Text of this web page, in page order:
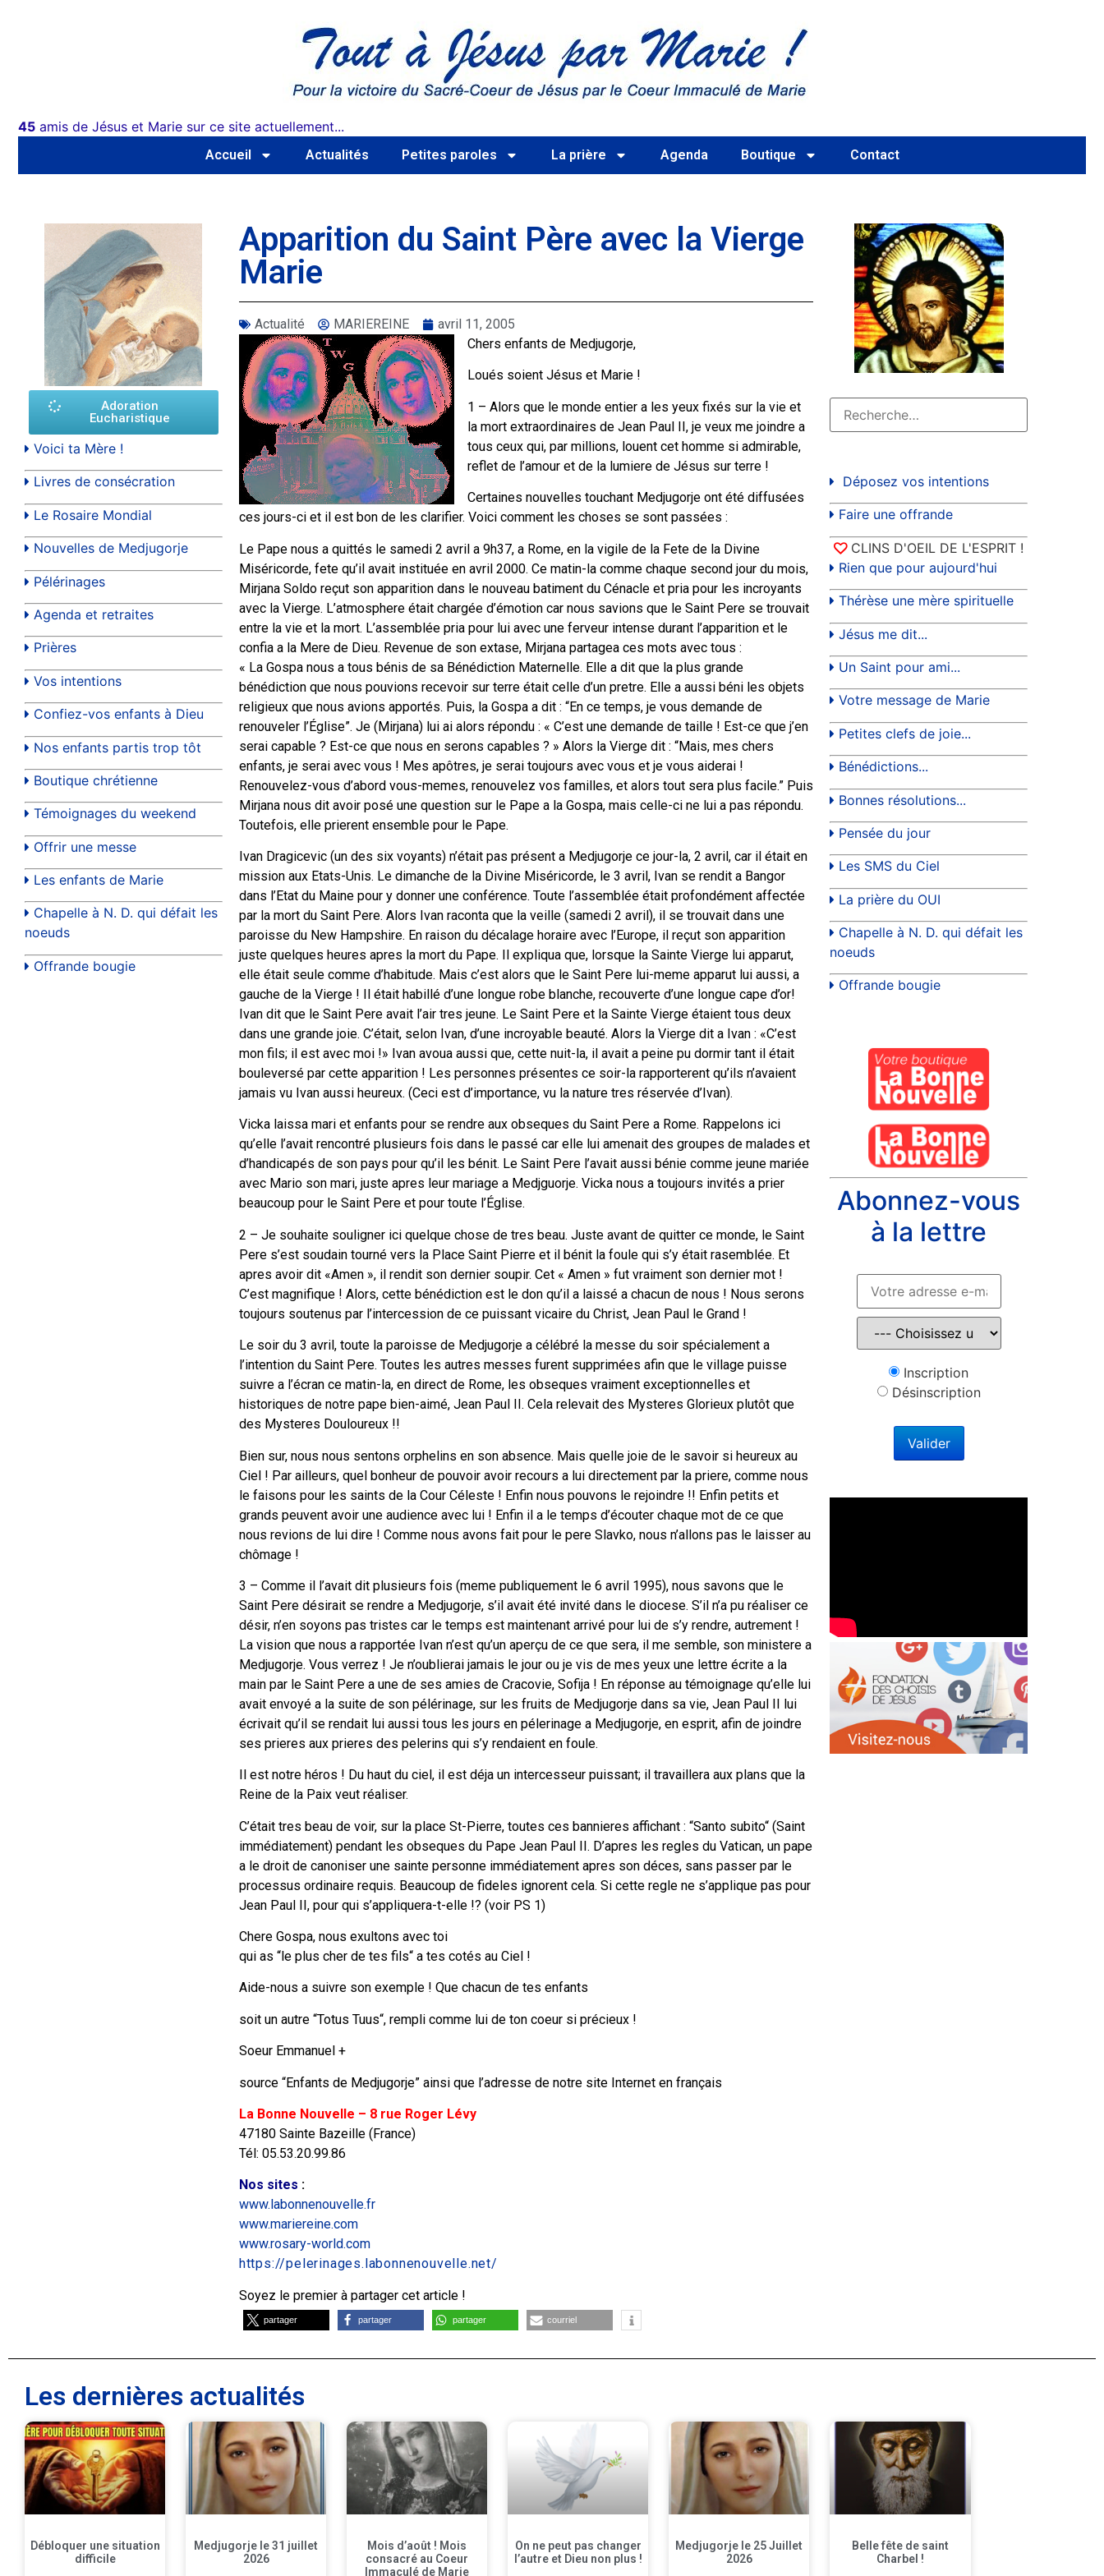
45 amis de Jésus et Marie sur ce site actuellement...
Accueil Actualités Petites paroles La prière Agenda Boutique Contact
Adoration
Eucharistique
Voici ta Mère !
Livres de consécration
Le Rosaire Mondial
Nouvelles de Medjugorje
Pélérinages
Agenda et retraites
Prières
Vos intentions
Confiez-vos enfants à Dieu
Nos enfants partis trop tôt
Boutique chrétienne
Témoignages du weekend
Offrir une messe
Les enfants de Marie
Chapelle à N. D. qui défait les
noeuds
Offrande bougie
Apparition du Saint Père avec la Vierge
Marie
Actualité MARIEREINE
avril 11, 2005
Chers enfants de Medjugorje,
Loués soient Jésus et Marie !
1 – Alors que le monde entier a les yeux fixés sur la vie et
la mort extraordinaires de Jean Paul II, je veux me joindre a
tous ceux qui, par millions, louent cet homme si admirable,
reflet de l’amour et de la lumiere de Jésus sur terre !
Certaines nouvelles touchant Medjugorje ont été diffusées
ces jours-ci et il est bon de les clarifier. Voici comment les choses se sont passées :
Le Pape nous a quittés le samedi 2 avril a 9h37, a Rome, en la vigile de la Fete de la Divine
Miséricorde, fete qu’il avait instituée en avril 2000. Ce matin-la comme chaque second jour du mois,
Mirjana Soldo reçut son apparition dans le nouveau batiment du Cénacle et pria pour les incroyants
avec la Vierge. L’atmosphere était chargée d’émotion car nous savions que le Saint Pere se trouvait
entre la vie et la mort. L’assemblée pria pour lui avec une ferveur intense durant l’apparition et le
confia a la Mere de Dieu. Revenue de son extase, Mirjana partagea ces mots avec tous :
« La Gospa nous a tous bénis de sa Bénédiction Maternelle. Elle a dit que la plus grande
bénédiction que nous pouvions recevoir sur terre était celle d’un pretre. Elle a aussi béni les objets
religieux que nous avions apportés. Puis, la Gospa a dit : “En ce temps, je vous demande de
renouveler l’Église”. Je (Mirjana) lui ai alors répondu : « C’est une demande de taille ! Est-ce que j’en
serai capable ? Est-ce que nous en serons capables ? » Alors la Vierge dit : “Mais, mes chers
enfants, je serai avec vous ! Mes apôtres, je serai toujours avec vous et je vous aiderai !
Renouvelez-vous d’abord vous-memes, renouvelez vos familles, et alors tout sera plus facile.” Puis
Mirjana nous dit avoir posé une question sur le Pape a la Gospa, mais celle-ci ne lui a pas répondu.
Toutefois, elle prierent ensemble pour le Pape.
Ivan Dragicevic (un des six voyants) n’était pas présent a Medjugorje ce jour-la, 2 avril, car il était en
mission aux Etats-Unis. Le dimanche de la Divine Miséricorde, le 3 avril, Ivan se rendit a Bangor
dans l’Etat du Maine pour y donner une conférence. Toute l’assemblée était profondément affectée
par la mort du Saint Pere. Alors Ivan raconta que la veille (samedi 2 avril), il se trouvait dans une
paroisse du New Hampshire. En raison du décalage horaire avec l’Europe, il reçut son apparition
juste quelques heures apres la mort du Pape. Il expliqua que, lorsque la Sainte Vierge lui apparut,
elle était seule comme d’habitude. Mais c’est alors que le Saint Pere lui-meme apparut lui aussi, a
gauche de la Vierge ! Il était habillé d’une longue robe blanche, recouverte d’une longue cape d’or!
Ivan dit que le Saint Pere avait l’air tres jeune. Le Saint Pere et la Sainte Vierge étaient tous deux
dans une grande joie. C’était, selon Ivan, d’une incroyable beauté. Alors la Vierge dit a Ivan : «C’est
mon fils; il est avec moi !» Ivan avoua aussi que, cette nuit-la, il avait a peine pu dormir tant il était
bouleversé par cette apparition ! Les personnes présentes ce soir-la rapporterent qu’ils n’avaient
jamais vu Ivan aussi heureux. (Ceci est d’importance, vu la nature tres réservée d’Ivan).
Vicka laissa mari et enfants pour se rendre aux obseques du Saint Pere a Rome. Rappelons ici
qu’elle l’avait rencontré plusieurs fois dans le passé car elle lui amenait des groupes de malades et
d’handicapés de son pays pour qu’il les bénit. Le Saint Pere l’avait aussi bénie comme jeune mariée
avec Mario son mari, juste apres leur mariage a Medjguorje. Vicka nous a toujours invités a prier
beaucoup pour le Saint Pere et pour toute l’Église.
2 – Je souhaite souligner ici quelque chose de tres beau. Juste avant de quitter ce monde, le Saint
Pere s’est soudain tourné vers la Place Saint Pierre et il bénit la foule qui s’y était rasemblée. Et
apres avoir dit «Amen », il rendit son dernier soupir. Cet « Amen » fut vraiment son dernier mot !
C’est magnifique ! Alors, cette bénédiction est le don qu’il a laissé a chacun de nous ! Nous serons
toujours soutenus par l’intercession de ce puissant vicaire du Christ, Jean Paul le Grand !
Le soir du 3 avril, toute la paroisse de Medjugorje a célébré la messe du soir spécialement a
l’intention du Saint Pere. Toutes les autres messes furent supprimées afin que le village puisse
suivre a l’écran ce matin-la, en direct de Rome, les obseques vraiment exceptionnelles et
historiques de notre pape bien-aimé, Jean Paul II. Cela relevait des Mysteres Glorieux plutôt que
des Mysteres Douloureux !!
Bien sur, nous nous sentons orphelins en son absence. Mais quelle joie de le savoir si heureux au
Ciel ! Par ailleurs, quel bonheur de pouvoir avoir recours a lui directement par la priere, comme nous
le faisons pour les saints de la Cour Céleste ! Enfin nous pouvons le rejoindre !! Enfin petits et
grands peuvent avoir une audience avec lui ! Enfin il a le temps d’écouter chaque mot de ce que
nous revions de lui dire ! Comme nous avons fait pour le pere Slavko, nous n’allons pas le laisser au
chômage !
3 – Comme il l’avait dit plusieurs fois (meme publiquement le 6 avril 1995), nous savons que le
Saint Pere désirait se rendre a Medjugorje, s’il avait été invité dans le diocese. S’il n’a pu réaliser ce
désir, n’en soyons pas tristes car le temps est maintenant arrivé pour lui de s’y rendre, autrement !
La vision que nous a rapportée Ivan n’est qu’un aperçu de ce que sera, il me semble, son ministere a
Medjugorje. Vous verrez ! Je n’oublierai jamais le jour ou je vis de mes yeux une lettre écrite a la
main par le Saint Pere a une de ses amies de Cracovie, Sofija ! En réponse au témoignage qu’elle lui
avait envoyé a la suite de son pélérinage, sur les fruits de Medjugorje dans sa vie, Jean Paul II lui
écrivait qu’il se rendait lui aussi tous les jours en pélerinage a Medjugorje, en esprit, afin de joindre
ses prieres aux prieres des pelerins qui s’y rendaient en foule.
Il est notre héros ! Du haut du ciel, il est déja un intercesseur puissant; il travaillera aux plans que la
Reine de la Paix veut réaliser.
C’était tres beau de voir, sur la place St-Pierre, toutes ces bannieres affichant : “Santo subito“ (Saint
immédiatement) pendant les obseques du Pape Jean Paul II. D’apres les regles du Vatican, un pape
a le droit de canoniser une sainte personne immédiatement apres son déces, sans passer par le
processus ordinaire requis. Beaucoup de fideles ignorent cela. Si cette regle ne s’applique pas pour
Jean Paul II, pour qui s’appliquera-t-elle !? (voir PS 1)
Chere Gospa, nous exultons avec toi
qui as “le plus cher de tes fils“ a tes cotés au Ciel !
Aide-nous a suivre son exemple ! Que chacun de tes enfants
soit un autre “Totus Tuus“, rempli comme lui de ton coeur si précieux !
Soeur Emmanuel +
source “Enfants de Medjugorje” ainsi que l’adresse de notre site Internet en français
La Bonne Nouvelle – 8 rue Roger Lévy
47180 Sainte Bazeille (France)
Tél: 05.53.20.99.86
Nos sites :
www.labonnenouvelle.fr
www.mariereine.com
www.rosary-world.com
https://pelerinages.labonnenouvelle.net/
Soyez le premier à partager cet article !
partager partager partager courriel
Déposez vos intentions
Faire une offrande
CLINS D'OEIL DE L'ESPRIT !
Rien que pour aujourd'hui
Thérèse une mère spirituelle
Jésus me dit...
Un Saint pour ami...
Votre message de Marie
Petites clefs de joie...
Bénédictions...
Bonnes résolutions...
Pensée du jour
Les SMS du Ciel
La prière du OUI
Chapelle à N. D. qui défait les
noeuds
Offrande bougie
Abonnez-vous
à la lettre
Inscription
Désinscription
Les dernières actualités
Débloquer une situation
difficile
Medjugorje le 31 juillet
2026
Mois d’août ! Mois
consacré au Coeur
Immaculé de Marie
On ne peut pas changer
l’autre et Dieu non plus !
Medjugorje le 25 Juillet
2026
Belle fête de saint
Charbel !